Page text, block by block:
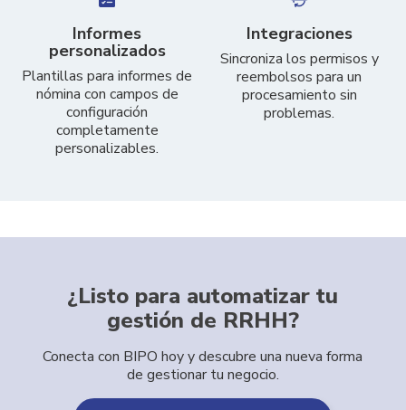
Informes
personalizados
Plantillas para informes de
nómina con campos de
configuración
completamente
personalizables.
Integraciones
Sincroniza los permisos y
reembolsos para un
procesamiento sin
problemas.
¿Listo para automatizar tu
gestión de RRHH?
Conecta con BIPO hoy y descubre una nueva forma
de gestionar tu negocio.